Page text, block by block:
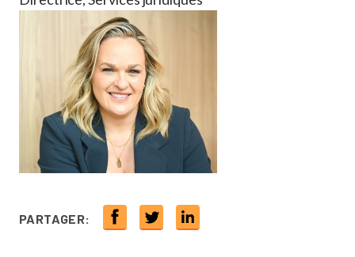
PARTAGER: